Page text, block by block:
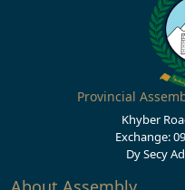
Provincial
Khyber
Exchange:
Dy Secy